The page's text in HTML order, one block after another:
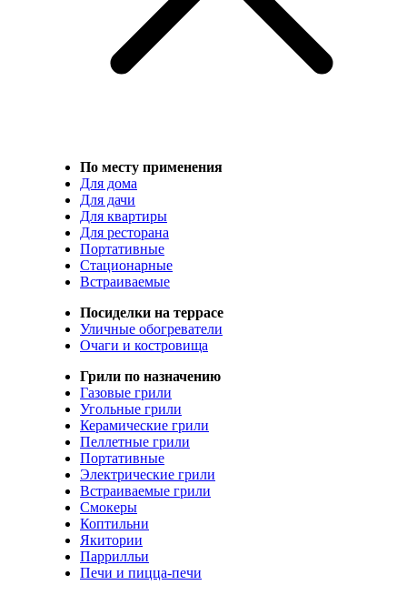
По месту применения
Для дома
Для дачи
Для квартиры
Для ресторана
Портативные
Стационарные
Встраиваемые
Посиделки на террасе
Уличные обогреватели
Очаги и костровища
Грили по назначению
Газовые грили
Угольные грили
Керамические грили
Пеллетные грили
Портативные
Электрические грили
Встраиваемые грили
Смокеры
Коптильни
Якитории
Паррилльи
Печи и пицца-печи